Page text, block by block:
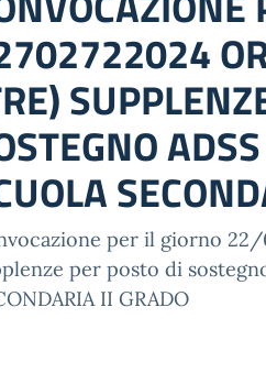
per il giorno
per posto di
II GRADO